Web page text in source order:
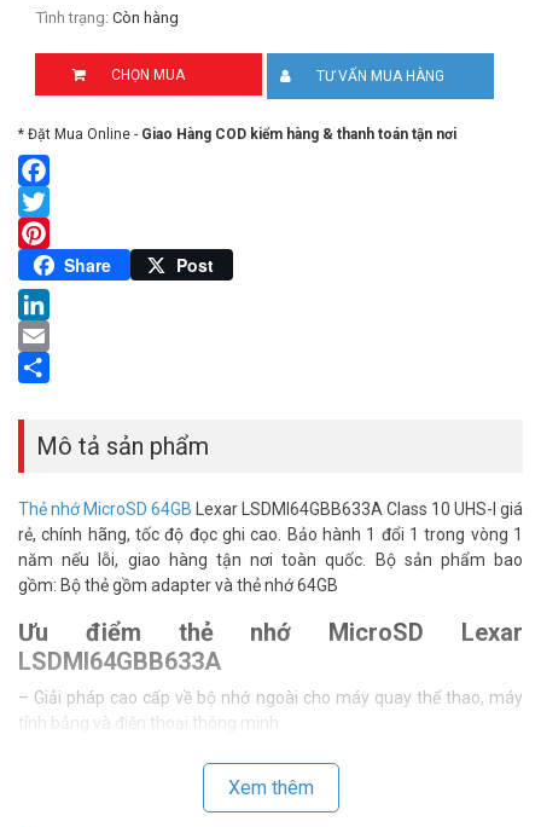
Tình trạng: Còn hàng
CHỌN MUA TƯ VẤN MUA HÀNG
* Đặt Mua Online - Giao Hàng COD kiểm hàng & thanh toán tận nơi
Facebook
Twitter
Pinterest
Share Post
LinkedIn
Email
Mô tả sản phẩm
Thẻ nhớ MicroSD 64GB Lexar LSDMI64GBB633A Class 10 UHS-I giá
rẻ, chính hãng, tốc độ đọc ghi cao. Bảo hành 1 đổi 1 trong vòng 1
năm nếu lỗi, giao hàng tận nơi toàn quốc. Bộ sản phẩm bao
gồm: Bộ thẻ gồm adapter và thẻ nhớ 64GB
Ưu điểm thẻ nhớ MicroSD Lexar
LSDMI64GBB633A
– Giải pháp cao cấp về bộ nhớ ngoài cho máy quay thể thao, máy
tính bảng và điện thoại thông minh.
bao gồm cả Video 1080p full-HD, 3D, và 4K.
– Sử dụng công nghệ UHS-I mới nhất cho tốc độ truyền dữ liệu lên
Xem thêm